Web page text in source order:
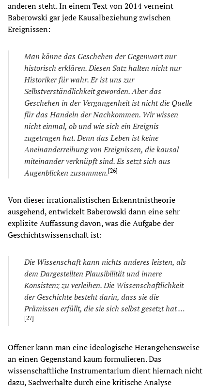
anderen steht. In einem Text von 2014 verneint
Baberowski gar jede Kausalbeziehung zwischen
Ereignissen:
Man könne das Geschehen der Gegenwart nur
historisch erklären. Diesen Satz halten nicht nur
Historiker für wahr. Er ist uns zur
Selbstverständlichkeit geworden. Aber das
Geschehen in der Vergangenheit ist nicht die Quelle
für das Handeln der Nachkommen. Wir wissen
nicht einmal, ob und wiesich ein Ereignis
zugetragen hat. Denn das Leben ist keine
Aneinanderreihung von Ereignissen, diekausal
miteinander verknüpft sind. Es setzt sich aus
Augenblicken zusammen.[26]
Von dieser irrationalistischen Erkenntnistheorie
ausgehend, entwickelt Baberowski dann eine sehr
explizite Auffassung davon, was die Aufgabe der
Geschichtswissenschaft ist:
Die Wissenschaft kann nichts anderes leisten, als
dem Dargestellten Plausibilität und innere
Konsistenz zu verleihen. Die Wissenschaftlichkeit
der Geschichte besteht darin, dass siedie
Prämissen erfüllt, diesiesich selbst gesetzt hat …
[27]
Offener kann man eine ideologische Herangehensweise
an einen Gegenstand kaum formulieren. Das
wissenschaftliche Instrumentarium dient hiernach nicht
dazu, Sachverhalte durch eine kritische Analyse